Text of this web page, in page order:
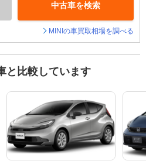
中古車を検索
MINIの車買取相場を調べる
と比較しています